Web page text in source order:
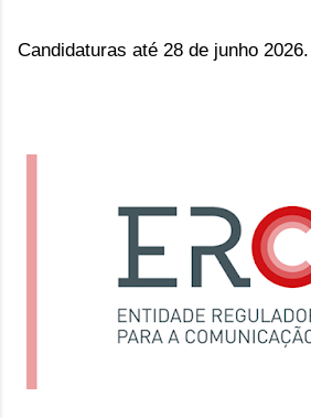
Candidaturas até 28 de junho 2026.